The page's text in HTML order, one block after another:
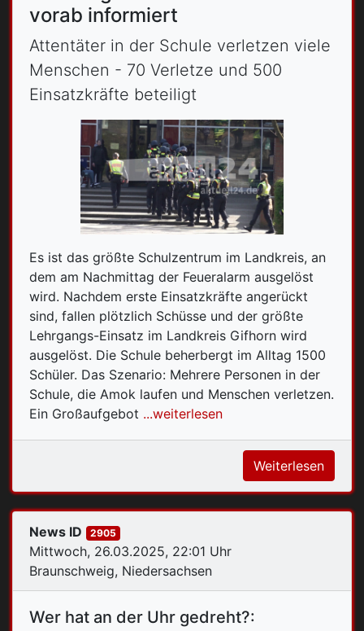
vorab informiert
Attentäter in der Schule verletzen viele
Menschen - 70 Verletze und 500
Einsatzkräfte beteiligt
Es ist das größte Schulzentrum im Landkreis, an
dem am Nachmittag der Feueralarm ausgelöst
wird. Nachdem erste Einsatzkräfte angerückt
sind, fallen plötzlich Schüsse und der größte
Lehrgangs-Einsatz im Landkreis Gifhorn wird
ausgelöst. Die Schule beherbergt im Alltag 1500
Schüler. Das Szenario: Mehrere Personen in der
Schule, die Amok laufen und Menschen verletzen.
Ein Großaufgebot ...weiterlesen
Weiterlesen
Mittwoch, 26.03.2025, 22:01 Uhr
Braunschweig, Niedersachsen
News ID 2905
Wer hat an der Uhr gedreht?: